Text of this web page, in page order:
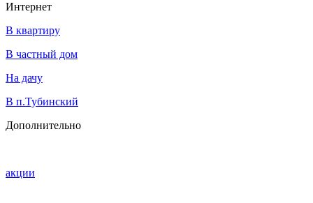
Интернет
В квартиру
В частный дом
На дачу
В п.Тубинский
Дополнительно
акции